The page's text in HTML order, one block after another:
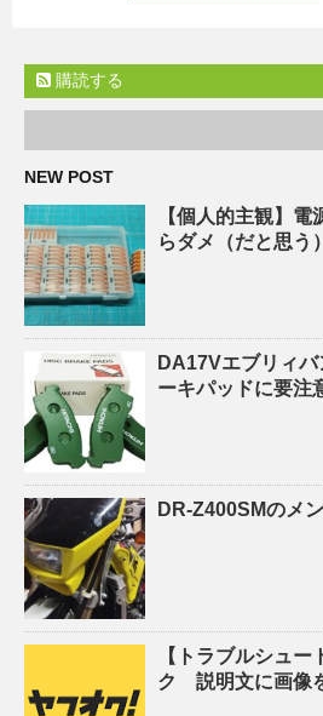
購読する
NEW POST
【個人的主観】
らダメ（だと思う）
DA17Vエブリィ
ーキパッドに要注
DR-Z400SMのメ
【トラブルシュ
ク 説明文に画像